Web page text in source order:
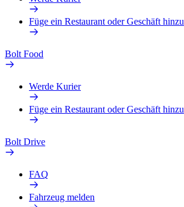
Füge ein Restaurant oder Geschäft hinzu
Bolt Food
Werde Kurier
Füge ein Restaurant oder Geschäft hinzu
Bolt Drive
FAQ
Fahrzeug melden